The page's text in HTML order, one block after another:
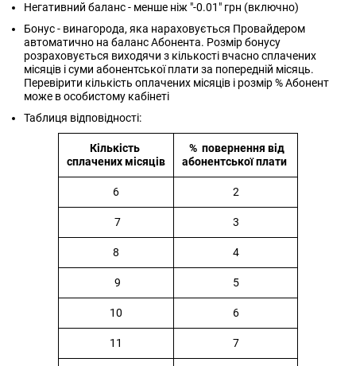
Негативний баланс - менше ніж "-0.01" грн (включно)
Бонус - винагорода, яка нараховується Провайдером
автоматично на баланс Абонента. Розмір бонусу
розраховується виходячи з кількості вчасно сплачених
місяців і суми абонентської плати за попередній місяць.
Перевірити кількість оплачених місяців і розмір % Абонент
може в особистому кабінеті
Таблиця відповідності:
Кількість
сплачених місяців
% повернення від
абонентської плати
6 2
7 3
8 4
9 5
10 6
11 7